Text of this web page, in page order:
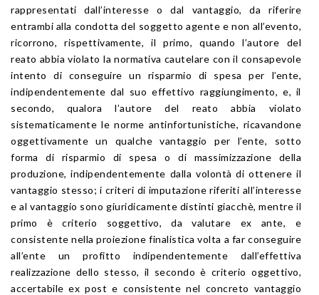
rappresentati dall’interesse o dal vantaggio, da riferire
entrambi alla condotta del soggetto agente e non all’evento,
ricorrono, rispettivamente, il primo, quando l’autore del
reato abbia violato la normativa cautelare con il consapevole
intento di conseguire un risparmio di spesa per l’ente,
indipendentemente dal suo effettivo raggiungimento, e, il
secondo, qualora l’autore del reato abbia violato
sistematicamente le norme antinfortunistiche, ricavandone
oggettivamente un qualche vantaggio per l’ente, sotto
forma di risparmio di spesa o di massimizzazione della
produzione, indipendentemente dalla volontà di ottenere il
vantaggio stesso; i criteri di imputazione riferiti all’interesse
e al vantaggio sono giuridicamente distinti giacchè, mentre il
primo è criterio soggettivo, da valutare ex ante, e
consistente nella proiezione finalistica volta a far conseguire
all’ente un profitto indipendentemente dall’effettiva
realizzazione dello stesso, il secondo è criterio oggettivo,
accertabile ex post e consistente nel concreto vantaggio